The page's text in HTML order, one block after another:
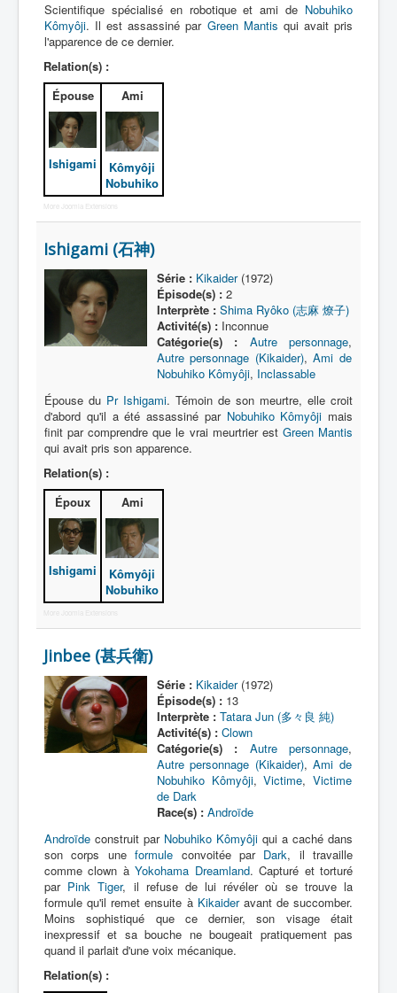
Fanservice
Entourage
Dark
Autre
Déguisements
[]
Tous
Ami de Nobuhiko Kômyôji
Cible
Enfant
Enseignant
Journaliste
Parent
Policier
Scientifique
Victime
Scientifique spécialisé en robotique et ami de Nobuhiko
Kômyôji. Il est assassiné par Green Mantis qui avait pris
l'apparence de ce dernier.
Relation(s) :
Épouse
Ishigami
Ami
Kômyôji
Nobuhiko
More Joomla Extensions
Ishigami (石神)
Série : Kikaider(1972)
Épisode(s) :2
Interprète : Shima Ryôko (志麻 燎子)
Activité(s) :Inconnue
Catégorie(s) :
Autre personnage,
Autre personnage (Kikaider),Ami de
Nobuhiko Kômyôji, Inclassable
Épouse du Pr Ishigami. Témoin de son meurtre, elle croit
d'abord qu'il a été assassiné par Nobuhiko Kômyôji mais
finit par comprendre que le vrai meurtrier est Green Mantis
qui avait pris son apparence.
Relation(s) :
Époux
Ishigami
Ami
Kômyôji
Nobuhiko
More Joomla Extensions
Jinbee (甚兵衛)
Série : Kikaider(1972)
Épisode(s) :13
Interprète : Tatara Jun (多々良 純)
Activité(s) : Clown
Catégorie(s) :
Autre personnage,
Autre personnage (Kikaider),Ami de
Nobuhiko Kômyôji,Victime, Victime
de Dark
Race(s) : Androïde
Androïde construit par Nobuhiko Kômyôji qui a caché dans
son corps uneformule convoitée par Dark, il travaille
comme clown àYokohama Dreamland. Capturé et torturé
par Pink Tiger, il refuse de lui révéler où se trouve la
formule qu'il remet ensuite à Kikaideravant de succomber.
Moins sophistiqué que ce dernier, son visage était
inexpressif et sa bouche ne bougeait pratiquement pas
quand il parlait d'une voix mécanique.
Relation(s) :